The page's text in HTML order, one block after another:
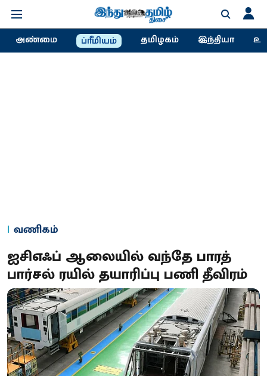
அண்மை ப்ரீமியம் தமிழகம் இந்தியா
வணிகம்
ஐசிஎஃப் ஆலையில் வந்தே பாரத்
பார்சல் ரயில் தயாரிப்பு பணி தீவிரம்